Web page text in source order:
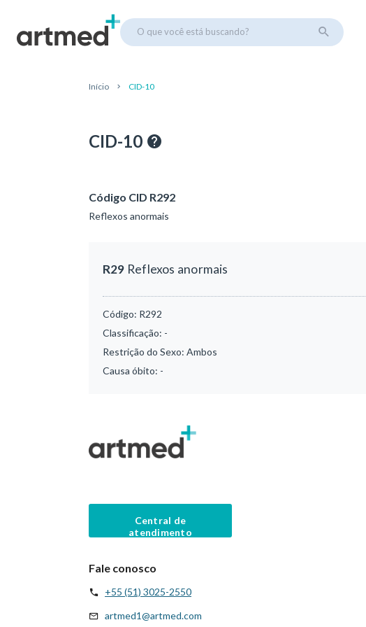
O que você está buscando?
Início CID-10
CID-10
Código CID R292
Reflexos anormais
R29 Reflexos anormais
Código: R292
Classificação: -
Restrição do Sexo: Ambos
Causa óbito: -
Central de
atendimento
Fale conosco
+55 (51) 3025-2550
artmed1@artmed.com